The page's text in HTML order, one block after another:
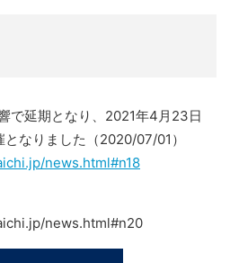
で延期となり、2021年4月23日
となりました（2020/07/01）
news.html#n18
news.html#n20